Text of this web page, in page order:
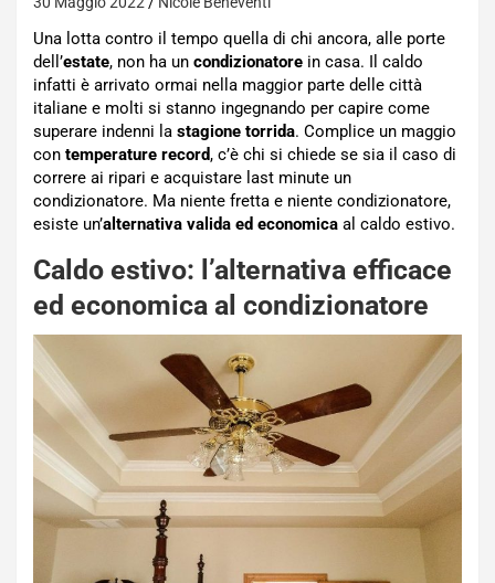
Una lotta contro il tempo quella di chi ancora, alle porte
dell’estate, non ha un condizionatore in casa. Il caldo
infatti è arrivato ormai nella maggior parte delle città
italiane e molti si stanno ingegnando per capire come
superare indenni la stagione torrida. Complice un maggio
con temperature record, c’è chi si chiede se sia il caso di
correre ai ripari e acquistare last minute un
condizionatore. Ma niente fretta e niente condizionatore,
esiste un’alternativa valida ed economica al caldo estivo.
Caldo estivo: l’alternativa efficace
ed economica al condizionatore